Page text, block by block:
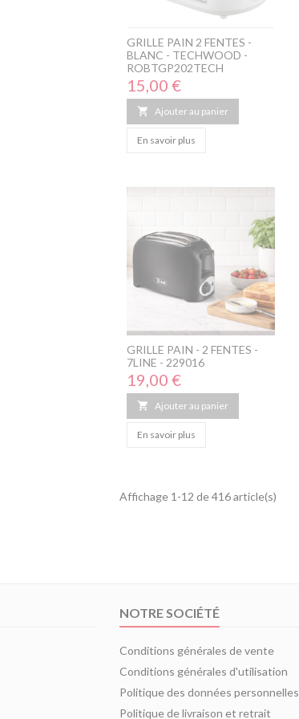
GRILLE PAIN 2 FENTES -
BLANC - TECHWOOD -
ROBTGP202TECH
Prix
15,00 €
 Ajouter au panier
En savoir plus
GRILLE PAIN - 2 FENTES -
7LINE - 229016
Prix
19,00 €
 Ajouter au panier
En savoir plus
Affichage 1-12 de 416 article(s)
NOTRE SOCIÉTÉ
Conditions générales de vente
Conditions générales d'utilisation
Politique des données personnelles
Politique de livraison et retrait